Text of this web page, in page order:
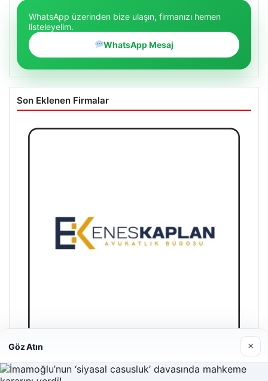
WhatsApp üzerinden bize ulaşın, firmanızı hemen
listeleyelim.
WhatsApp Mesaj
Son Eklenen Firmalar
Enes Kaplan Avukatlık Bürosu
28/04/2026
Göz Atın ×